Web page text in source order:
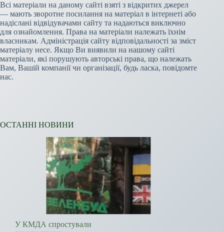
Всі матеріали на даному сайті взяті з відкритих джерел
— мають зворотне посилання на матеріал в інтернеті або
надіслані відвідувачами сайту та надаються виключно
для ознайомлення. Права на матеріали належать їхнім
власникам. Адміністрація сайту відповідальності за зміст
матеріалу несе. Якщо Ви виявили на нашому сайті
матеріали, які порушують авторські права, що належать
Вам, Вашій компанії чи організації, будь ласка, повідомте
нас.
ОСТАННІ НОВИНИ
У КМДА спростували